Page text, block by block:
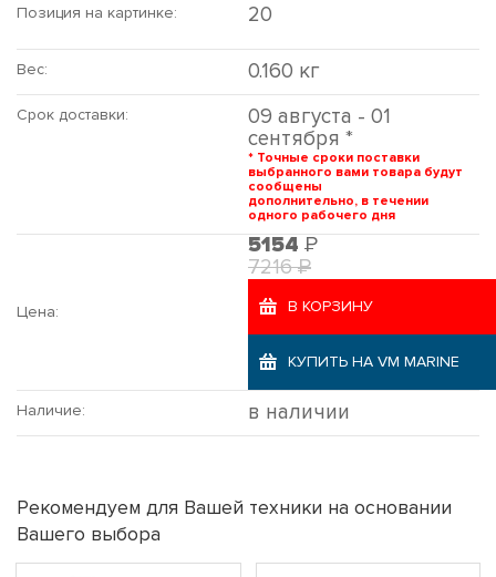
Позиция на картинке: 20
Вес: 0.160 кг
Срок доставки:
09 августа - 01
сентября *
* Точные сроки поставки
выбранного вами товара будут
сообщены
дополнительно, в течении
одного рабочего дня
Цена:
5154 Р
7216Р
В КОРЗИНУ
КУПИТЬ НА VM MARINE
Наличие: в наличии
Рекомендуем для Вашей техники на основании
Вашего выбора